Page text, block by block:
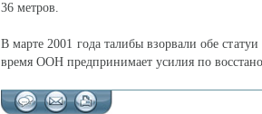
36 метров.
В марте 2001 года талибы взорвали обе
время ООН предпринимает усилия по